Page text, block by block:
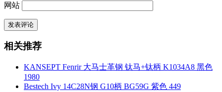
网站
相关推荐
KANSEPT Fenrir 大马士革钢 钛马+钛柄 K1034A8 黑色
1980
Bestech Ivy 14C28N钢 G10柄 BG59G 紫色 449